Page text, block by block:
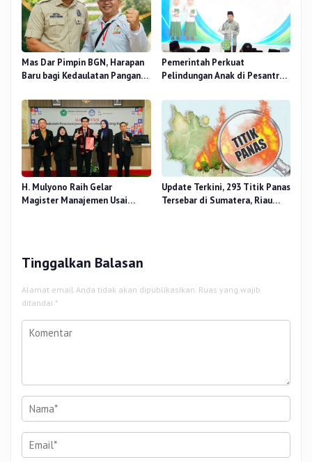
Mas Dar Pimpin BGN, Harapan
Baru bagi Kedaulatan Pangan
Pemerintah Perkuat
Pelindungan Anak di Pesantren
RANA
H. Mulyono Raih Gelar
Magister Manajemen Usai
Update Terkini, 293 Titik Panas
Tersebar di Sumatera, Riau
Tinggalkan Balasan
Alamat email Anda tidak akan dipublikasikan. Ruas yang wajib
ditandai *